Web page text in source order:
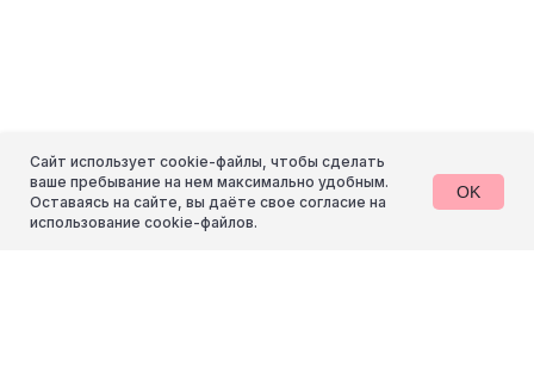
Сайт использует cookie-файлы, чтобы сделать
ваше пребывание на нем максимально удобным.
Оставаясь на сайте, вы даёте свое согласие на
использование cookie-файлов.
OK